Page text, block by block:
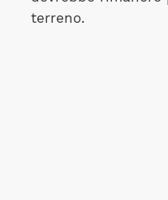
terreno.